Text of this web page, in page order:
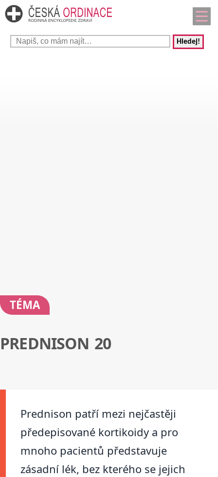
Hledej!
TÉMA
PREDNISON 20
Prednison patří mezi nejčastěji
předepisované kortikoidy a pro
mnoho pacientů představuje
zásadní lék, bez kterého se jejich